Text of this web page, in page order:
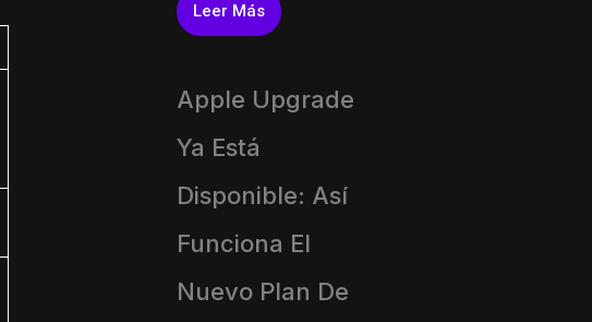
Leer Más
Apple Upgrade
Ya Está
Disponible: Así
Funciona El
Nuevo Plan De